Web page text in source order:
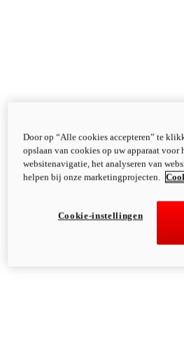
Door op “Alle cookies accepteren” te
opslaan van cookies op uw apparaat voor
websitenavigatie, het analyseren van
helpen bij onze marketingprojecten.
Cookie-instellingen